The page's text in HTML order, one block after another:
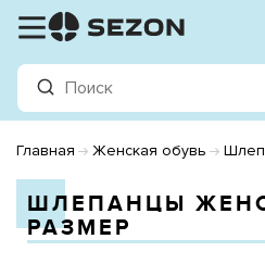
Главная Женская обувь
ШЛЕПАНЦЫ
РАЗМЕР